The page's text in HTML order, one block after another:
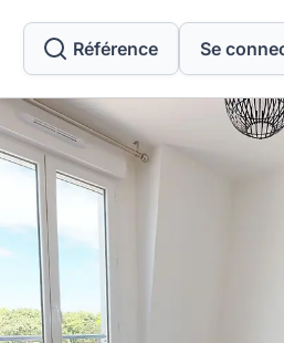
Référence Se